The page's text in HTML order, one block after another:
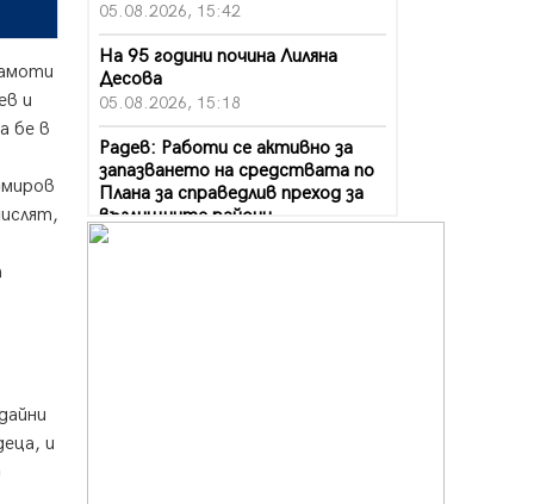
и
бе в
и
05.08.2026, 15:42
На 95 години почина Лиляна
Десова
05.08.2026, 15:18
Радев: Работи се активно за
запазването на средствата по
Плана за справедлив преход за
въглищните райони
05.08.2026, 14:57